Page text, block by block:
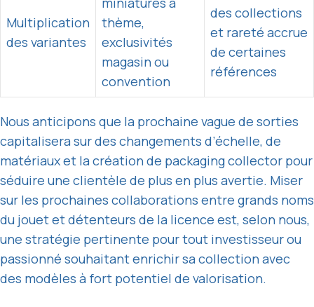
Multiplication
des variantes
thème,
exclusivités
magasin ou
convention
des collections
et rareté accrue
de certaines
références
Nous anticipons que la prochaine vague de sorties
capitalisera sur des changements d’échelle, de
matériaux et la création de packaging collector pour
séduire une clientèle de plus en plus avertie. Miser
sur les prochaines collaborations entre grands noms
du jouet et détenteurs de la licence est, selon nous,
une stratégie pertinente pour tout investisseur ou
passionné souhaitant enrichir sa collection avec
des modèles à fort potentiel de valorisation.